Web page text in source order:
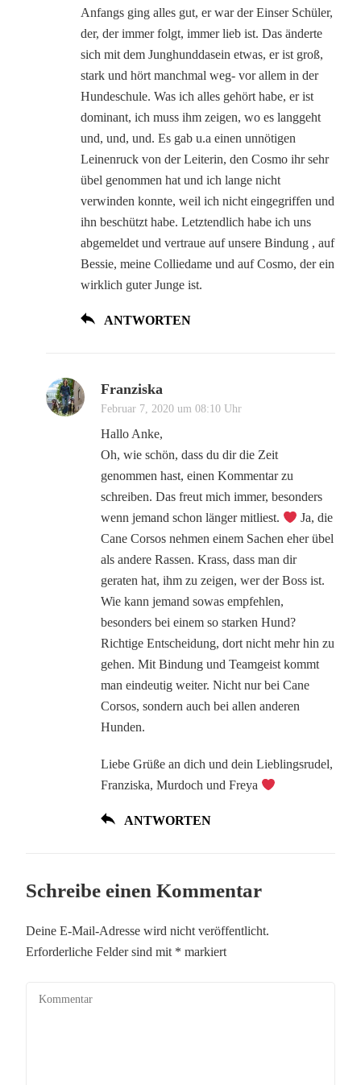
Anfangs ging alles gut, er war der Einser Schüler,
der, der immer folgt, immer lieb ist. Das änderte
sich mit dem Junghunddasein etwas, er ist groß,
stark und hört manchmal weg- vor allem in der
Hundeschule. Was ich alles gehört habe, er ist
dominant, ich muss ihm zeigen, wo es langgeht
und, und, und. Es gab u.a einen unnötigen
Leinenruck von der Leiterin, den Cosmo ihr sehr
übel genommen hat und ich lange nicht
verwinden konnte, weil ich nicht eingegriffen und
ihn beschützt habe. Letztendlich habe ich uns
abgemeldet und vertraue auf unsere Bindung , auf
Bessie, meine Colliedame und auf Cosmo, der ein
wirklich guter Junge ist.
ANTWORTEN
Franziska
Februar 7, 2020 um 08:10 Uhr
Hallo Anke,
Oh, wie schön, dass du dir die Zeit
genommen hast, einen Kommentar zu
schreiben. Das freut mich immer, besonders
wenn jemand schon länger mitliest.
Ja, die
Cane Corsos nehmen einem Sachen eher übel
als andere Rassen. Krass, dass man dir
geraten hat, ihm zu zeigen, wer der Boss ist.
Wie kann jemand sowas empfehlen,
besonders bei einem so starken Hund?
Richtige Entscheidung, dort nicht mehr hin zu
gehen. Mit Bindung und Teamgeist kommt
man eindeutig weiter. Nicht nur bei Cane
Corsos, sondern auch bei allen anderen
Hunden.
Liebe Grüße an dich und dein Lieblingsrudel,
Franziska, Murdoch und Freya
ANTWORTEN
Schreibe einen Kommentar
Deine E-Mail-Adresse wird nicht veröffentlicht.
Erforderliche Felder sind mit * markiert